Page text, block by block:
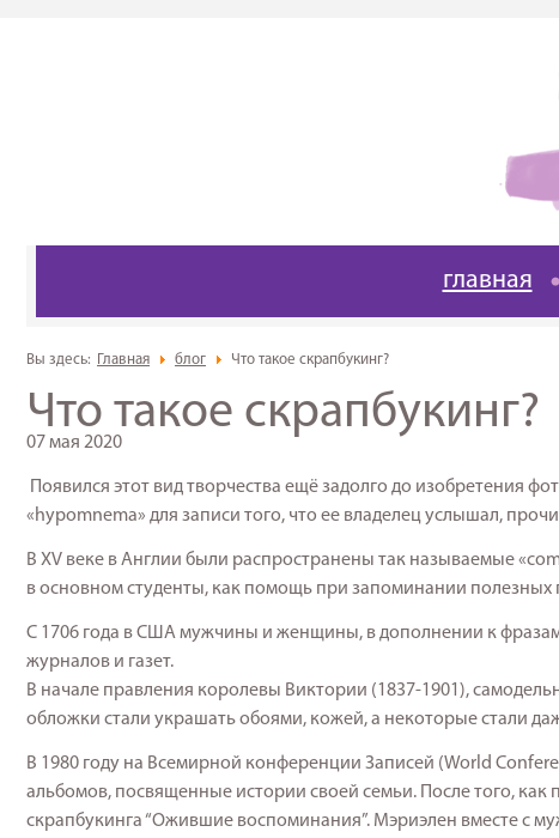
главная
Вы здесь: Главная блог Что такое скрапбукинг?
Что такое скрапбукинг?
07 мая 2020
Появился этот вид творчества ещё задолго до изобретения
«hypomnema» для записи того, что ее владелец услышал,
В XV веке в Англии были распространены так называемые
в основном студенты, как помощь при запоминании полезных
С 1706 года в США мужчины и женщины, в дополнении к
журналов и газет.
В начале правления королевы Виктории (1837-1901),
обложки стали украшать обоями, кожей, а некоторые стали
В 1980 году на Всемирной конференции Записей (World
альбомов, посвященные истории своей семьи. После того, как
скрапбукинга “Ожившие воспоминания”. Мэриэлен вместе с